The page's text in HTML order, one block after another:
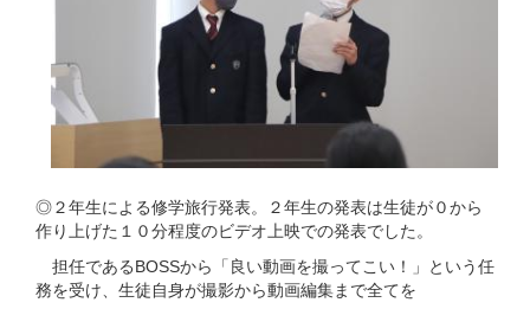
◎２年生による修学旅行発表。２年生の発表は生徒が０から
作り上げた１０分程度のビデオ上映での発表でした。
担任であるBOSSから「良い動画を撮ってこい！」という任
務を受け、生徒自身が撮影から動画編集まで全てを